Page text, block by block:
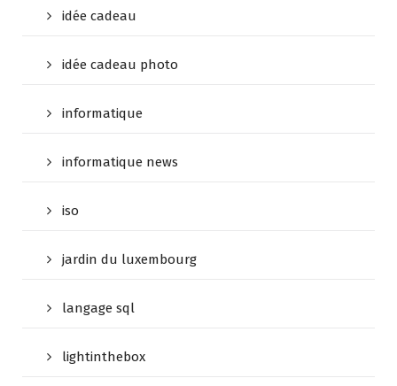
idée cadeau
idée cadeau photo
informatique
informatique news
iso
jardin du luxembourg
langage sql
lightinthebox